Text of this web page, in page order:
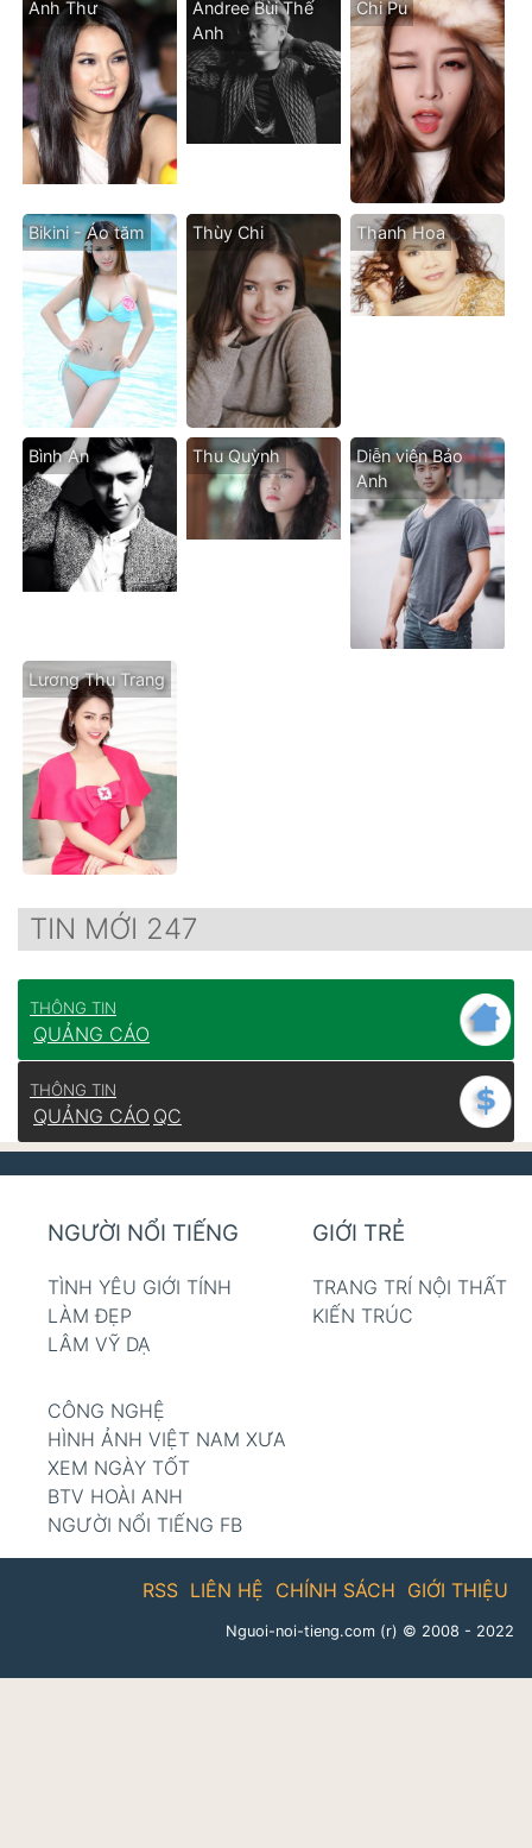
Anh Thư
Andree Bùi Thế
Anh
Chi Pu
Bikini - Áo tăm Thùy Chi Thanh Hoa
Bình An Thu Quỳnh
Diễn viên Bảo
Anh
Lương Thu Trang
TIN MỚI 247
THÔNG TIN
QUẢNG CÁO
THÔNG TIN
QUẢNG CÁO QC
NGƯỜI NỔI TIẾNG
TÌNH YÊU GIỚI TÍNH
LÀM ĐẸP
LÂM VỸ DẠ
GIỚI TRẺ
TRANG TRÍ NỘI THẤT
KIẾN TRÚC
CÔNG NGHỆ
HÌNH ẢNH VIỆT NAM XƯA
XEM NGÀY TỐT
BTV HOÀI ANH
NGƯỜI NỔI TIẾNG FB
GIỚI THIỆU
CHÍNH SÁCH
LIÊN HỆ
RSS
Nguoi-noi-tieng.com (r) © 2008 - 2022